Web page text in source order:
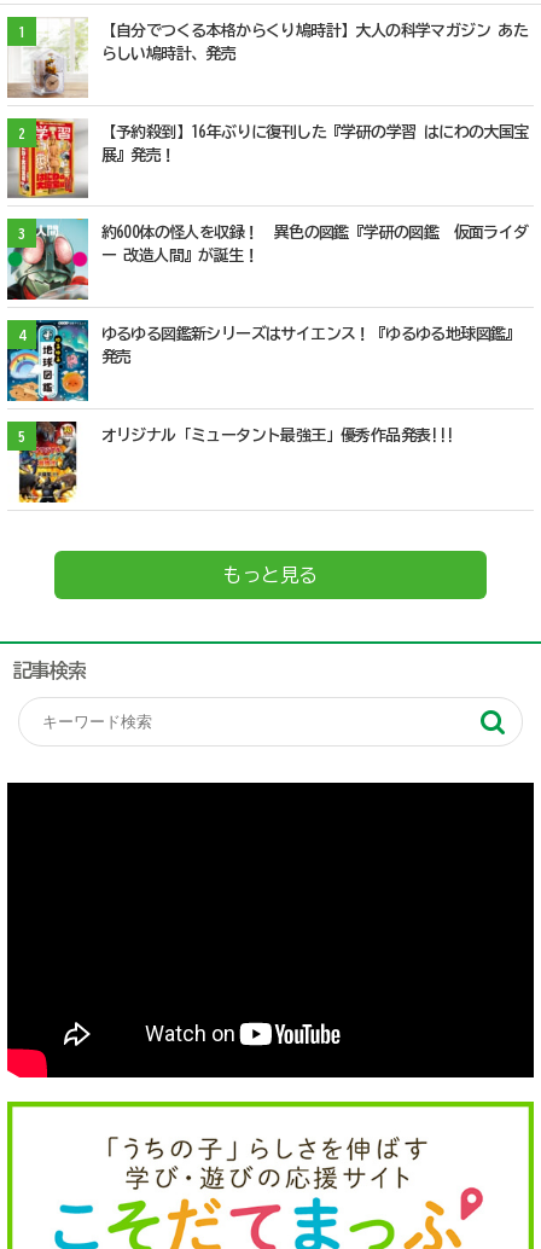
1
【自分でつくる本格からくり鳩時計】大人の科学マガジン あた
らしい鳩時計、発売
2
【予約殺到】16年ぶりに復刊した『学研の学習 はにわの大国宝
展』発売！
3
約600体の怪人を収録！ 異色の図鑑『学研の図鑑 仮面ライダ
ー 改造人間』が誕生！
4
ゆるゆる図鑑新シリーズはサイエンス！『ゆるゆる地球図鑑』
発売
5 オリジナル「ミュータント最強王」優秀作品発表!!!
もっと見る
記事検索